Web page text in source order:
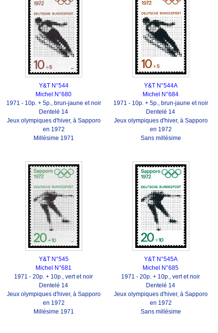
Y&T N°544
Michel N°680
1971 - 10p. + 5p., brun-jaune et noir
Dentelé 14
Jeux olympiques d'hiver, à Sapporo
en 1972
Millésime 1971
Y&T N°544A
Michel N°684
1971 - 10p. + 5p., brun-jaune et noir
Dentelé 14
Jeux olympiques d'hiver, à Sapporo
en 1972
Sans millésime
Y&T N°545
Michel N°681
1971 - 20p. + 10p., vert et noir
Dentelé 14
Jeux olympiques d'hiver, à Sapporo
en 1972
Millésime 1971
Y&T N°545A
Michel N°685
1971 - 20p. + 10p., vert et noir
Dentelé 14
Jeux olympiques d'hiver, à Sapporo
en 1972
Sans millésime